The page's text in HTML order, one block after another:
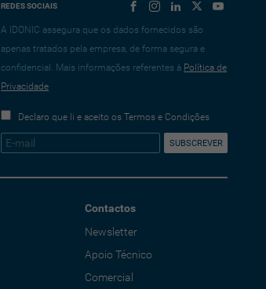
REDES SOCIAIS
A IDONIC assegura que os dados fornecidos são
apenas tratados pela empresa, de forma segura e
confidencial. Mais informações referentes à Política de
Privacidade
Declaro que li e aceito os Termos e Condições
Contactos
Newsletter
Apoio Técnico
Comercial